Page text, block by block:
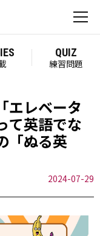
QUIZ
練習問題
エレベータ
て英語でな
「ぬる英
2024-07-29